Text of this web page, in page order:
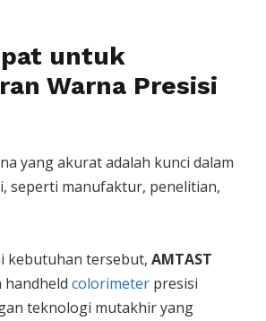
untuk
Warna Presisi
yang akurat adalah kunci dalam
seperti manufaktur, penelitian,
kebutuhan tersebut, AMTAST
handheld colorimeter presisi
teknologi mutakhir yang